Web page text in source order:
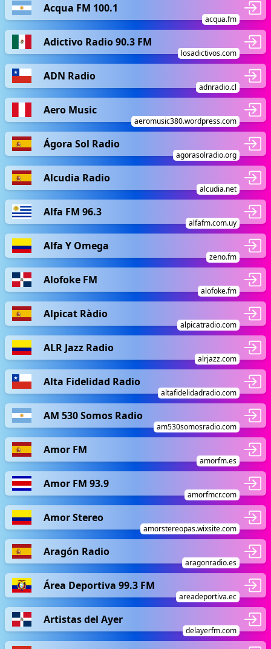
Acqua FM 100.1
acqua.fm
Adictivo Radio 90.3 FM
losadictivos.com
ADN Radio
adnradio.cl
Aero Music
aeromusic380.wordpress.com
Ágora Sol Radio
agorasolradio.org
Alcudia Radio
alcudia.net
Alfa FM 96.3
alfafm.com.uy
Alfa Y Omega
zeno.fm
Alofoke FM
alofoke.fm
Alpicat Ràdio
alpicatradio.com
ALR Jazz Radio
alrjazz.com
Alta Fidelidad Radio
altafidelidadradio.com
AM 530 Somos Radio
am530somosradio.com
Amor FM
amorfm.es
Amor FM 93.9
amorfmcr.com
Amor Stereo
amorstereopas.wixsite.com
Aragón Radio
aragonradio.es
Área Deportiva 99.3 FM
areadeportiva.ec
Artistas del Ayer
delayerfm.com